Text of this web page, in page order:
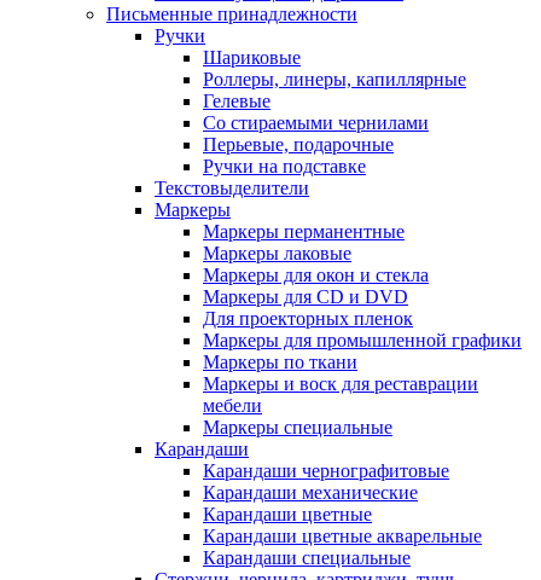
Письменные принадлежности
Ручки
Шариковые
Роллеры, линеры, капиллярные
Гелевые
Со стираемыми чернилами
Перьевые, подарочные
Ручки на подставке
Текстовыделители
Маркеры
Маркеры перманентные
Маркеры лаковые
Маркеры для окон и стекла
Маркеры для CD и DVD
Для проекторных пленок
Маркеры для промышленной графики
Маркеры по ткани
Маркеры и воск для реставрации
мебели
Маркеры специальные
Карандаши
Карандаши чернографитовые
Карандаши механические
Карандаши цветные
Карандаши цветные акварельные
Карандаши специальные